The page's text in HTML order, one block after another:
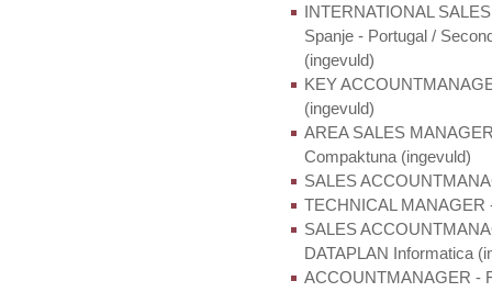
INTERNATIONAL
Spanje - Portugal /
(ingevuld)
KEY
(ingevuld)
AREA SALES
Compaktuna (ingevuld)
SALES
TECHNICAL MANAGER
SALES
DATAPLAN Informatica
ACCOUNTMANAGER -